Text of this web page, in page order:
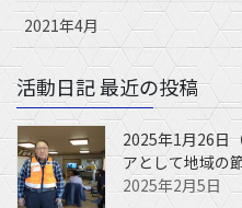
2021年4月
活動日記 最近の投稿
2025年1月26日
アとして地域の
2025年2月5日